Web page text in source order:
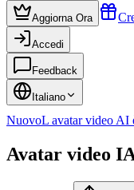
Aggiorna Ora
Accedi
Feedback
Italiano
NuovoL avatar video AI
Avatar video